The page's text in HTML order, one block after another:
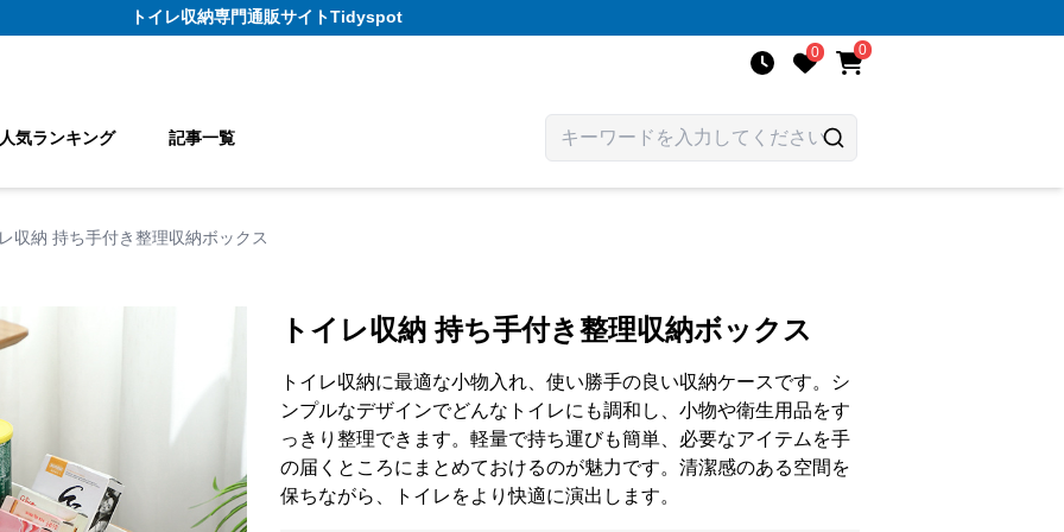
トイレ収納専門通販サイトTidyspot
0 0
気ランキング 記事一覧
収納 持ち手付き整理収納ボックス
トイレ収納 持ち手付き整理収納ボックス
トイレ収納に最適な小物入れ、使い勝手の良い収納ケースです。シ
ンプルなデザインでどんなトイレにも調和し、小物や衛生用品をす
っきり整理できます。軽量で持ち運びも簡単、必要なアイテムを手
の届くところにまとめておけるのが魅力です。清潔感のある空間を
保ちながら、トイレをより快適に演出します。